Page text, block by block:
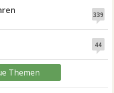
339
44
Themen